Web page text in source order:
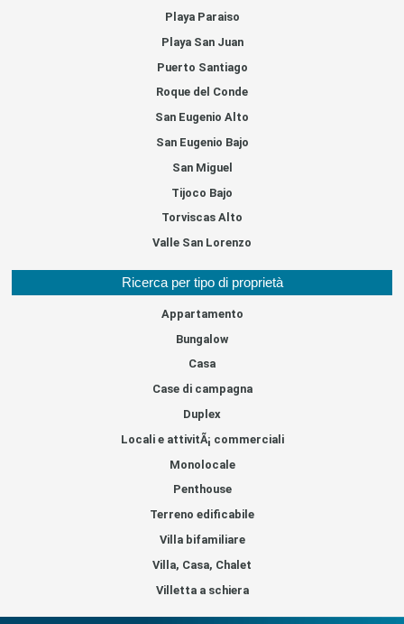
Playa Paraiso
Playa San Juan
Puerto Santiago
Roque del Conde
San Eugenio Alto
San Eugenio Bajo
San Miguel
Tijoco Bajo
Torviscas Alto
Valle San Lorenzo
Ricerca per tipo di proprietà
Appartamento
Bungalow
Casa
Case di campagna
Duplex
Locali e attivitÃ¡ commerciali
Monolocale
Penthouse
Terreno edificabile
Villa bifamiliare
Villa, Casa, Chalet
Villetta a schiera